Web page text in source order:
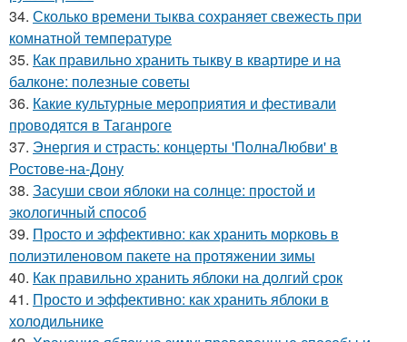
34. Сколько времени тыква сохраняет свежесть при
комнатной температуре
35. Как правильно хранить тыкву в квартире и на
балконе: полезные советы
36. Какие культурные мероприятия и фестивали
проводятся в Таганроге
37. Энергия и страсть: концерты 'ПолнаЛюбви' в
Ростове-на-Дону
38. Засуши свои яблоки на солнце: простой и
экологичный способ
39. Просто и эффективно: как хранить морковь в
полиэтиленовом пакете на протяжении зимы
40. Как правильно хранить яблоки на долгий срок
41. Просто и эффективно: как хранить яблоки в
холодильнике